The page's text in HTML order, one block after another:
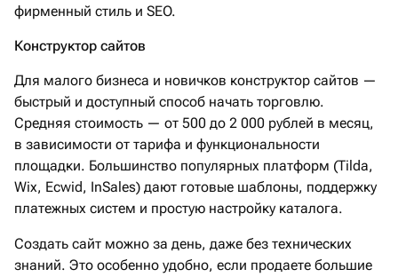
фирменный стиль и SEO.
Конструктор сайтов
Для малого бизнеса и новичков конструктор сайтов —
быстрый и доступный способ начать торговлю.
Средняя стоимость — от 500 до 2 000 рублей в месяц,
в зависимости от тарифа и функциональности
площадки. Большинство популярных платформ (Tilda,
Wix, Ecwid, InSales) дают готовые шаблоны, поддержку
платежных систем и простую настройку каталога.
Создать сайт можно за день, даже без технических
знаний. Это особенно удобно, если продаете большие